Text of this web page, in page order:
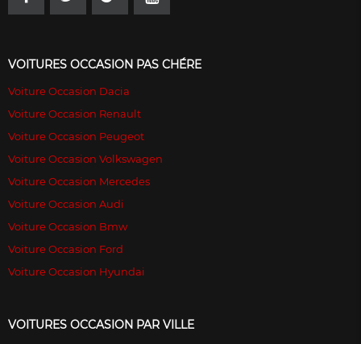
VOITURES OCCASION PAS CHÉRE
Voiture Occasion Dacia
Voiture Occasion Renault
Voiture Occasion Peugeot
Voiture Occasion Volkswagen
Voiture Occasion Mercedes
Voiture Occasion Audi
Voiture Occasion Bmw
Voiture Occasion Ford
Voiture Occasion Hyundai
VOITURES OCCASION PAR VILLE